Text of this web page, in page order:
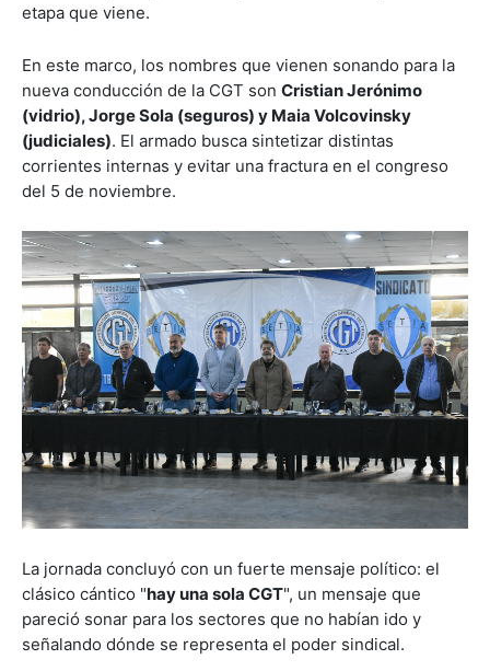
etapa que viene.
En este marco, los nombres que vienen sonando para la
nueva conducción de la CGT son Cristian Jerónimo
(vidrio), Jorge Sola (seguros) y Maia Volcovinsky
(judiciales). El armado busca sintetizar distintas
corrientes internas y evitar una fractura en el congreso
del 5 de noviembre.
La jornada concluyó con un fuerte mensaje político: el
clásico cántico "hay una sola CGT", un mensaje que
pareció sonar para los sectores que no habían ido y
señalando dónde se representa el poder sindical.